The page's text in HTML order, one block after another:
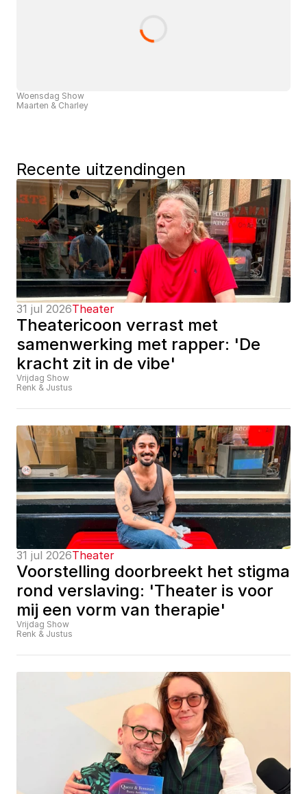
Woensdag Show
Maarten & Charley
Recente uitzendingen
31 jul 2026Theater
Theatericoon verrast met
samenwerking met rapper: 'De
kracht zit in de vibe'
Vrijdag Show
Renk & Justus
31 jul 2026Theater
Voorstelling doorbreekt het stigma
rond verslaving: 'Theater is voor
mij een vorm van therapie'
Vrijdag Show
Renk & Justus